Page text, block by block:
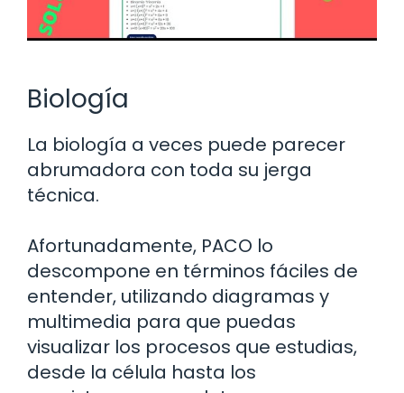
Biología
La biología a veces puede parecer
abrumadora con toda su jerga
técnica.
Afortunadamente, PACO lo
descompone en términos fáciles de
entender, utilizando diagramas y
multimedia para que puedas
visualizar los procesos que estudias,
desde la célula hasta los